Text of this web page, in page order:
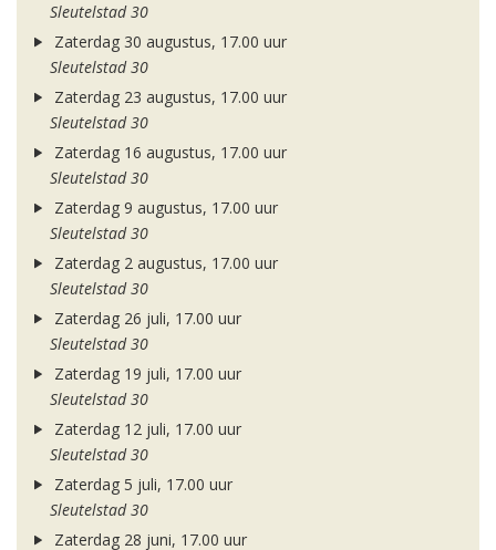
Sleutelstad 30
Zaterdag 30 augustus, 17.00 uur
Sleutelstad 30
Zaterdag 23 augustus, 17.00 uur
Sleutelstad 30
Zaterdag 16 augustus, 17.00 uur
Sleutelstad 30
Zaterdag 9 augustus, 17.00 uur
Sleutelstad 30
Zaterdag 2 augustus, 17.00 uur
Sleutelstad 30
Zaterdag 26 juli, 17.00 uur
Sleutelstad 30
Zaterdag 19 juli, 17.00 uur
Sleutelstad 30
Zaterdag 12 juli, 17.00 uur
Sleutelstad 30
Zaterdag 5 juli, 17.00 uur
Sleutelstad 30
Zaterdag 28 juni, 17.00 uur